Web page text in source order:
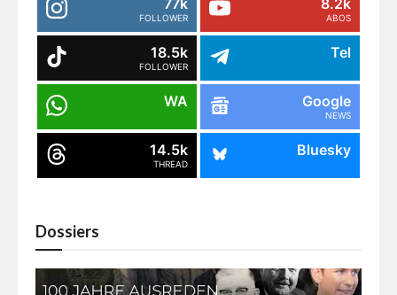
FOLLOWER ABOS
18.5k
FOLLOWER
Tel
WA Google
NEWS
14.5k
THREAD
Bluesky
Dossiers